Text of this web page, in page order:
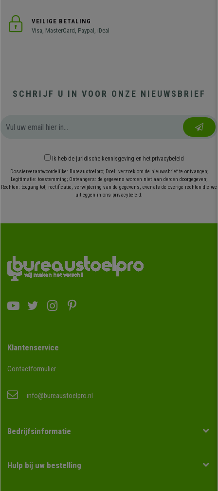
VEILIGE BETALING
Visa, MasterCard, Paypal, iDeal
SCHRIJF U IN VOOR ONZE NIEUWSBRIEF
Ik heb de juridische kennisgeving en het privacybeleid
Dossierverantwoordelijke: Bureaustoelpro; Doel: verzoek om de nieuwsbrief te ontvangen;
Legitimatie: toestemming; Ontvangers: de gegevens worden niet aan derden doorgegeven;
Rechten: toegang tot, rectificatie, verwijdering van de gegevens, evenals de overige rechten die we
uitleggen in ons privacybeleid.
Klantenservice
Contactformulier
info@bureaustoelpro.nl
Bedrijfsinformatie
Hulp bij uw bestelling